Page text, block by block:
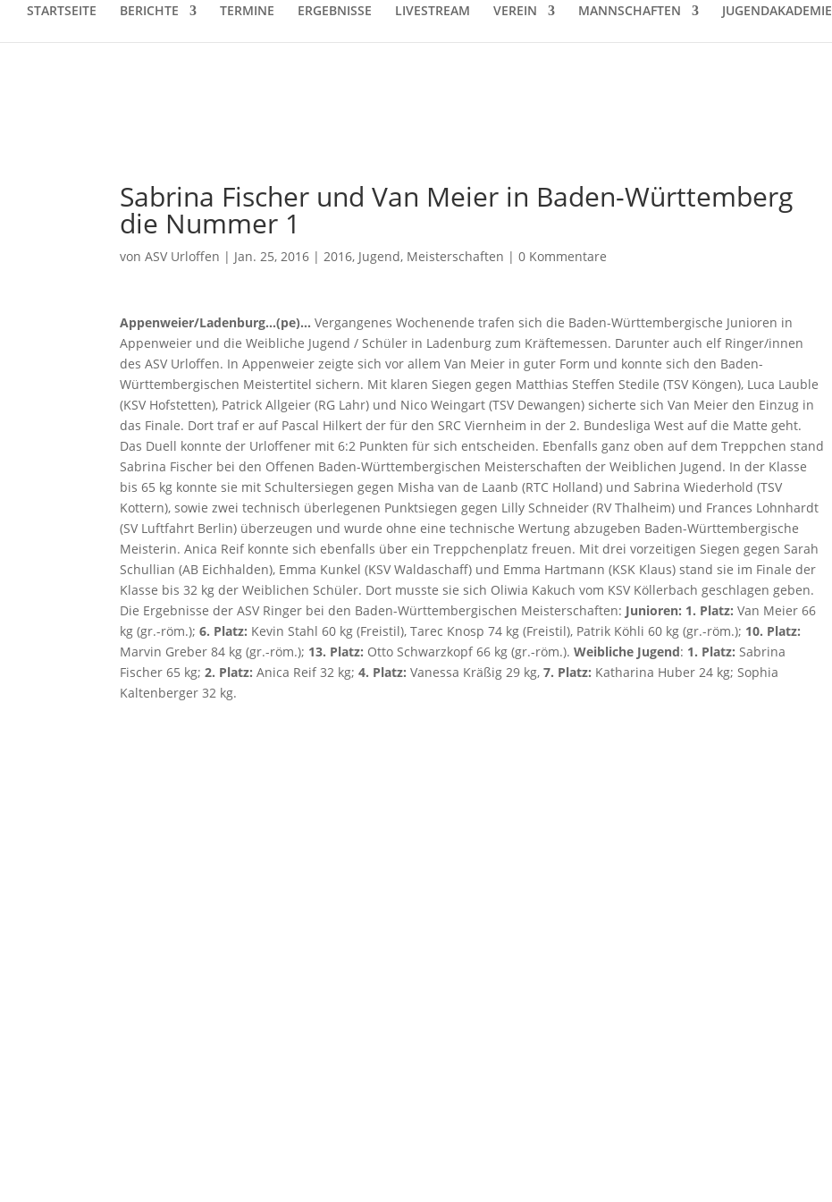
STARTSEITE BERICHTE TERMINE ERGEBNISSE LIVESTREAM VEREIN MANNSCHAFTEN JUGENDAKADEMIE
Sabrina Fischer und Van Meier in Baden-Württemberg
die Nummer 1
vonASV Urloffen | Jan. 25, 2016 |2016, Jugend, Meisterschaften |0 Kommentare
Appenweier/Ladenburg…(pe)… Vergangenes Wochenende trafen sich die Baden-Württembergische Junioren in
Appenweier und die Weibliche Jugend / Schüler in Ladenburg zum Kräftemessen. Darunter auch elf Ringer/innen
des ASV Urloffen. In Appenweier zeigte sich vor allem Van Meier in guter Form und konnte sich den Baden-
Württembergischen Meistertitel sichern. Mit klaren Siegen gegen Matthias Steffen Stedile (TSV Köngen), Luca Lauble
(KSV Hofstetten), Patrick Allgeier (RG Lahr) und Nico Weingart (TSV Dewangen) sicherte sich Van Meier den Einzug in
das Finale. Dort traf er auf Pascal Hilkert der für den SRC Viernheim in der 2. Bundesliga West auf die Matte geht.
Das Duell konnte der Urloffener mit 6:2 Punkten für sich entscheiden. Ebenfalls ganz oben auf dem Treppchen stand
Sabrina Fischer bei den Offenen Baden-Württembergischen Meisterschaften der Weiblichen Jugend. In der Klasse
bis 65 kg konnte sie mit Schultersiegen gegen Misha van de Laanb (RTC Holland) und Sabrina Wiederhold (TSV
Kottern), sowie zwei technisch überlegenen Punktsiegen gegen Lilly Schneider (RV Thalheim) und Frances Lohnhardt
(SV Luftfahrt Berlin) überzeugen und wurde ohne eine technische Wertung abzugeben Baden-Württembergische
Meisterin. Anica Reif konnte sich ebenfalls über ein Treppchenplatz freuen. Mit drei vorzeitigen Siegen gegen Sarah
Schullian (AB Eichhalden), Emma Kunkel (KSV Waldaschaff) und Emma Hartmann (KSK Klaus) stand sie im Finale der
Klasse bis 32 kg der Weiblichen Schüler. Dort musste sie sich Oliwia Kakuch vom KSV Köllerbach geschlagen geben.
Die Ergebnisse der ASV Ringer bei den Baden-Württembergischen Meisterschaften: Junioren: 1. Platz:Van Meier 66
kg (gr.-röm.);6. Platz: Kevin Stahl 60 kg (Freistil), Tarec Knosp 74 kg (Freistil), Patrik Köhli 60 kg (gr.-röm.); 10. Platz:
Marvin Greber 84 kg (gr.-röm.); 13. Platz: Otto Schwarzkopf 66 kg (gr.-röm.).Weibliche Jugend: 1. Platz: Sabrina
Fischer 65 kg;2. Platz: Anica Reif 32 kg;4. Platz:Vanessa Kräßig 29 kg,7. Platz: Katharina Huber 24 kg; Sophia
Kaltenberger 32 kg.